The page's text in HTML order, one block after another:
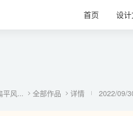
首页 设
平风... 全部作品 详情 2022/09/